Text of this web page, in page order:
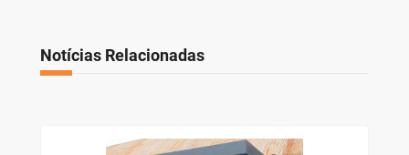
Notícias Relacionadas